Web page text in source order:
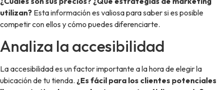
utilizan? Esta información es valiosa para saber si es posible
competir con ellos y cómo puedes diferenciarte.
Analiza la accesibilidad
La accesibilidad es un factor importante a la hora de elegir la
ubicación de tu tienda. ¿Es fácil para los clientes potenciales